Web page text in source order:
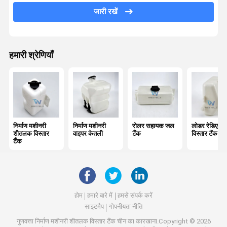
जारी रखें
हमारी श्रेणियाँ
निर्माण मशीनरी
शीतलक विस्तार
टैंक
निर्माण मशीनरी
वाइपर केतली
रोलर सहायक जल
टैंक
लोडर रेडिएटर
विस्तार टैंक
होम हमारे बारे में
हमसे संपर्क करें
साइटमैप
गोपनीयता नीति
गुणवत्ता निर्माण मशीनरी शीतलक विस्तार टैंकचीन का कारखाना.Copyright © 2026